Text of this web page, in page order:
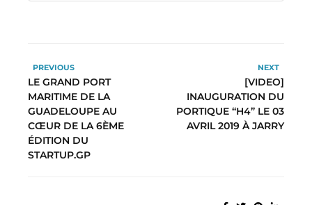
PREVIOUS
LE GRAND PORT
MARITIME DE LA
GUADELOUPE AU
CŒUR DE LA 6ÈME
ÉDITION DU
STARTUP.GP
NEXT
[VIDEO]
INAUGURATION DU
PORTIQUE “H4” LE 03
AVRIL 2019 À JARRY